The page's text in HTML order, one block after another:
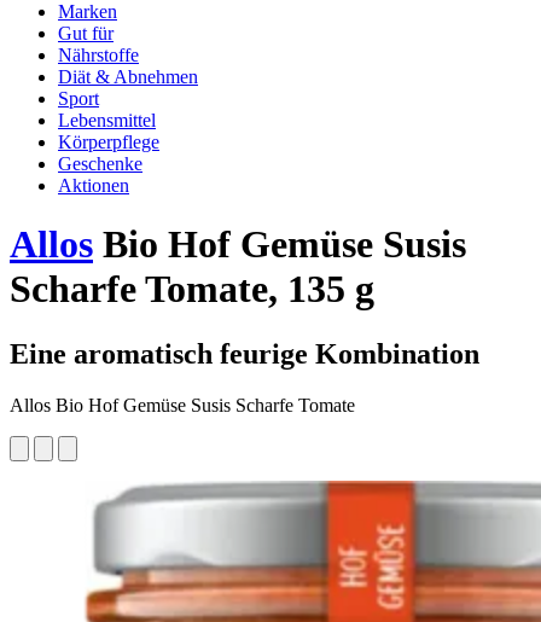
Marken
Gut für
Nährstoffe
Diät & Abnehmen
Sport
Lebensmittel
Körperpflege
Geschenke
Aktionen
Allos Bio Hof Gemüse Susis
Scharfe Tomate, 135 g
Eine aromatisch feurige Kombination
Allos Bio Hof Gemüse Susis Scharfe Tomate